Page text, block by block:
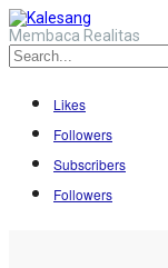
Membaca Realitas
Likes
Followers
Subscribers
Followers